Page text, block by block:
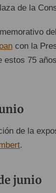
de la
con la
estos 75
de la
.
junio